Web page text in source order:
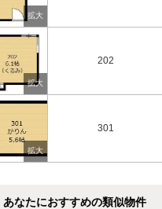
202
301
あなたにおすすめの類似物件